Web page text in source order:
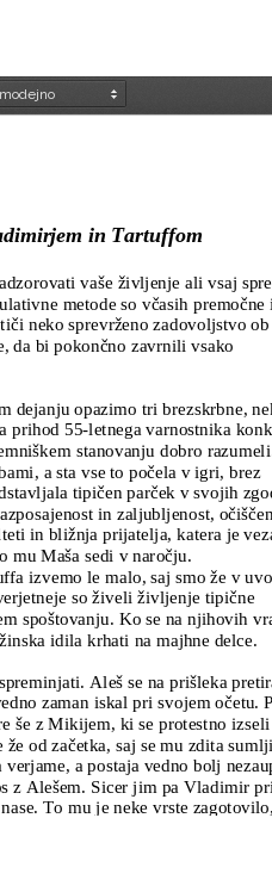
in Tartuffom
vaše življenje ali vsaj
metode so včasih premočne
neko sprevrženo zadovoljstvo ob
da bi pokončno zavrnili vsako
dejanju opazimo tri brezskrbne,
prihod 55-letnega varnostnika
stanovanju dobro
a sta vse to počela v igri, brez
tipičen parček v svojih
in zaljubljenost,
in bližnja prijatelja, katera je
mu Maša sedi v naročju.
izvemo le malo, saj smo že v
so živeli življenje tipične
spoštovanju. Ko se na njihovih
idila krhati na majhne delce.
Aleš se na prišleka
zaman iskal pri svojem očetu.
še z Mikijem, ki se protestno
od začetka, saj se mu zdita
a postaja vedno bolj
z Alešem. Sicer jim pa Vladimir
To mu je neke vrste
saj ga bolj skrbita Tartuffovo